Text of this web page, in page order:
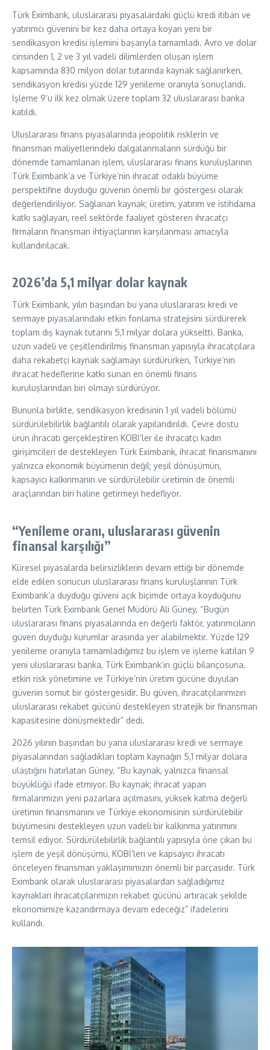
Türk Eximbank, uluslararası piyasalardaki güçlü kredi itibarı ve
yatırımcı güvenini bir kez daha ortaya koyan yeni bir
sendikasyon kredisi işlemini başarıyla tamamladı. Avro ve dolar
cinsinden 1, 2 ve 3 yıl vadeli dilimlerden oluşan işlem
kapsamında 830 milyon dolar tutarında kaynak sağlanırken,
sendikasyon kredisi yüzde 129 yenileme oranıyla sonuçlandı.
İşleme 9’u ilk kez olmak üzere toplam 32 uluslararası banka
katıldı.
Uluslararası finans piyasalarında jeopolitik risklerin ve
finansman maliyetlerindeki dalgalanmaların sürdüğü bir
dönemde tamamlanan işlem, uluslararası finans kuruluşlarının
Türk Eximbank’a ve Türkiye’nin ihracat odaklı büyüme
perspektifine duyduğu güvenin önemli bir göstergesi olarak
değerlendiriliyor. Sağlanan kaynak; üretim, yatırım ve istihdama
katkı sağlayan, reel sektörde faaliyet gösteren ihracatçı
firmaların finansman ihtiyaçlarının karşılanması amacıyla
kullandırılacak.
2026’da 5,1 milyar dolar kaynak
Türk Eximbank, yılın başından bu yana uluslararası kredi ve
sermaye piyasalarındaki etkin fonlama stratejisini sürdürerek
toplam dış kaynak tutarını 5,1 milyar dolara yükseltti. Banka,
uzun vadeli ve çeşitlendirilmiş finansman yapısıyla ihracatçılara
daha rekabetçi kaynak sağlamayı sürdürürken, Türkiye’nin
ihracat hedeflerine katkı sunan en önemli finans
kuruluşlarından biri olmayı sürdürüyor.
Bununla birlikte, sendikasyon kredisinin 1 yıl vadeli bölümü
sürdürülebilirlik bağlantılı olarak yapılandırıldı. Çevre dostu
ürün ihracatı gerçekleştiren KOBİ’ler ile ihracatçı kadın
girişimcileri de destekleyen Türk Eximbank, ihracat finansmanını
yalnızca ekonomik büyümenin değil; yeşil dönüşümün,
kapsayıcı kalkınmanın ve sürdürülebilir üretimin de önemli
araçlarından biri haline getirmeyi hedefliyor.
“Yenileme oranı, uluslararası güvenin
finansal karşılığı”
Küresel piyasalarda belirsizliklerin devam ettiği bir dönemde
elde edilen sonucun uluslararası finans kuruluşlarının Türk
Eximbank’a duyduğu güveni açık biçimde ortaya koyduğunu
belirten Türk Eximbank Genel Müdürü Ali Güney, “Bugün
uluslararası finans piyasalarında en değerli faktör, yatırımcıların
güven duyduğu kurumlar arasında yer alabilmektir. Yüzde 129
yenileme oranıyla tamamladığımız bu işlem ve işleme katılan 9
yeni uluslararası banka, Türk Eximbank’ın güçlü bilançosuna,
etkin risk yönetimine ve Türkiye’nin üretim gücüne duyulan
güvenin somut bir göstergesidir. Bu güven, ihracatçılarımızın
uluslararası rekabet gücünü destekleyen stratejik bir finansman
kapasitesine dönüşmektedir” dedi.
2026 yılının başından bu yana uluslararası kredi ve sermaye
piyasalarından sağladıkları toplam kaynağın 5,1 milyar dolara
ulaştığını hatırlatan Güney, “Bu kaynak, yalnızca finansal
büyüklüğü ifade etmiyor. Bu kaynak; ihracat yapan
firmalarımızın yeni pazarlara açılmasını, yüksek katma değerli
üretimin finansmanını ve Türkiye ekonomisinin sürdürülebilir
büyümesini destekleyen uzun vadeli bir kalkınma yatırımını
temsil ediyor. Sürdürülebilirlik bağlantılı yapısıyla öne çıkan bu
işlem de yeşil dönüşümü, KOBİ’leri ve kapsayıcı ihracatı
önceleyen finansman yaklaşımımızın önemli bir parçasıdır. Türk
Eximbank olarak uluslararası piyasalardan sağladığımız
kaynakları ihracatçılarımızın rekabet gücünü artıracak şekilde
ekonomimize kazandırmaya devam edeceğiz” ifadelerini
kullandı.